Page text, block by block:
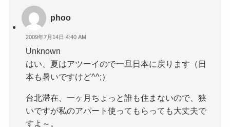
phoo
2009年7月14日 4:40 AM
Unknown
はい、夏はアツーイので一旦日本に戻ります（日
本も暑いですけど^^;）
台北滞在、一ヶ月ちょっと誰も住まないので、狭
いですが私のアパート使ってもらっても大丈夫で
すよ～。